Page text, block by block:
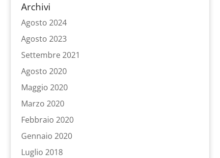
Archivi
Agosto 2024
Agosto 2023
Settembre 2021
Agosto 2020
Maggio 2020
Marzo 2020
Febbraio 2020
Gennaio 2020
Luglio 2018